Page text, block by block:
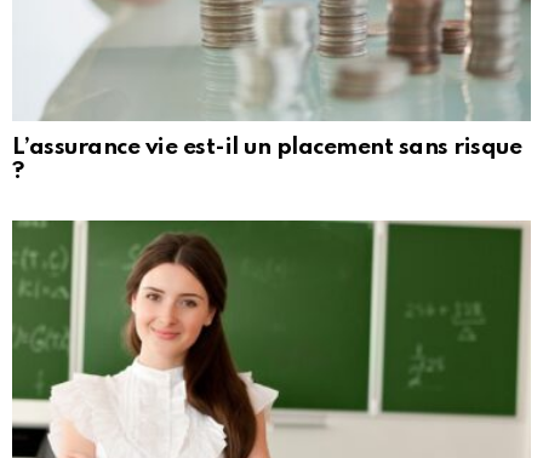
L’assurance vie est-il un placement sans risque
?